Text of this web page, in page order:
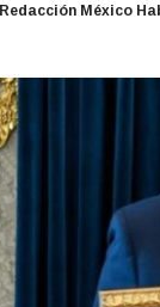
Redacción México